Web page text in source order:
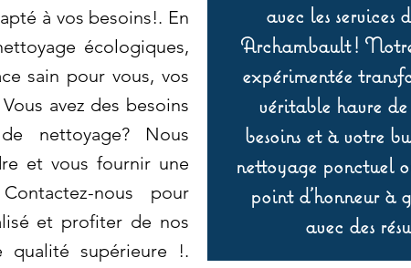
à vos besoins!. En
écologiques,
sain pour vous, vos
avez des besoins
nettoyage? Nous
et vous fournir une
nous pour
et profiter de nos
qualité supérieure !.
avec les services
Archambault !
expérimentée
véritable havre
besoins et à votre
nettoyage ponctuel
point d’honneur à
avec des